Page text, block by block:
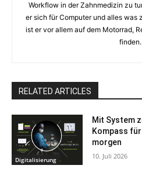
Workflow in der Zahnmedizin zu
er sich für Computer und alles was
ist er vor allem auf dem Motorrad,
finden.
RELATED ARTICLES
Digitalisierung
Mit System
Kompass
morgen
10. Juli 2026